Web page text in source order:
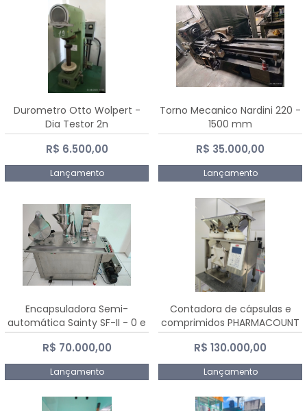
Durometro Otto Wolpert -
Dia Testor 2n
R$ 6.500,00
Lançamento
Torno Mecanico Nardini 220 -
1500 mm
R$ 35.000,00
Lançamento
Encapsuladora Semi-
automática Sainty SF-II - 0 e
00
R$ 70.000,00
Lançamento
Contadora de cápsulas e
comprimidos PHARMACOUNT
- 2-2R3
R$ 130.000,00
Lançamento